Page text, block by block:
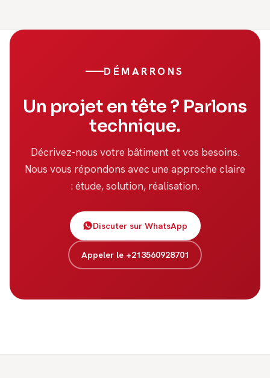
DÉMARRONS
Un projet en tête ? Parlons
technique.
Décrivez-nous votre bâtiment et vos besoins.
Nous vous répondons avec une approche claire
: étude, solution, réalisation.
Discuter sur WhatsApp
Appeler le +213560928701